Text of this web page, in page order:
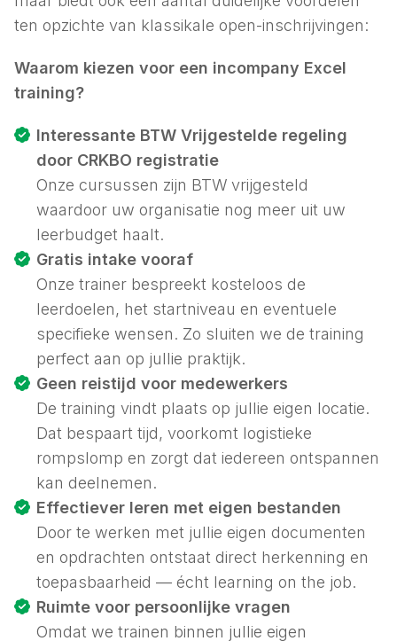
ten opzichte van klassikale open-inschrijvingen:
Waarom kiezen voor een incompany Excel
training?
Interessante BTW Vrijgestelde regeling
door CRKBO registratie
Onze cursussen zijn BTW vrijgesteld
waardoor uw organisatie nog meer uit uw
leerbudget haalt.
Gratis intake vooraf
Onze trainer bespreekt kosteloos de
leerdoelen, het startniveau en eventuele
specifieke wensen. Zo sluiten we de training
perfect aan op jullie praktijk.
Geen reistijd voor medewerkers
De training vindt plaats op jullie eigen locatie.
Dat bespaart tijd, voorkomt logistieke
rompslomp en zorgt dat iedereen ontspannen
kan deelnemen.
Effectiever leren met eigen bestanden
Door te werken met jullie eigen documenten
en opdrachten ontstaat direct herkenning en
toepasbaarheid — écht learning on the job.
Ruimte voor persoonlijke vragen
Omdat we trainen binnen jullie eigen